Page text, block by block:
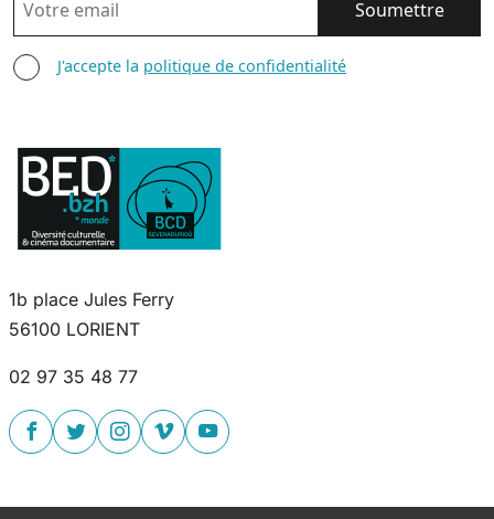
AGREE TERMS
J'accepte la politique de confidentialité
1b place Jules Ferry
56100 LORIENT
02 97 35 48 77